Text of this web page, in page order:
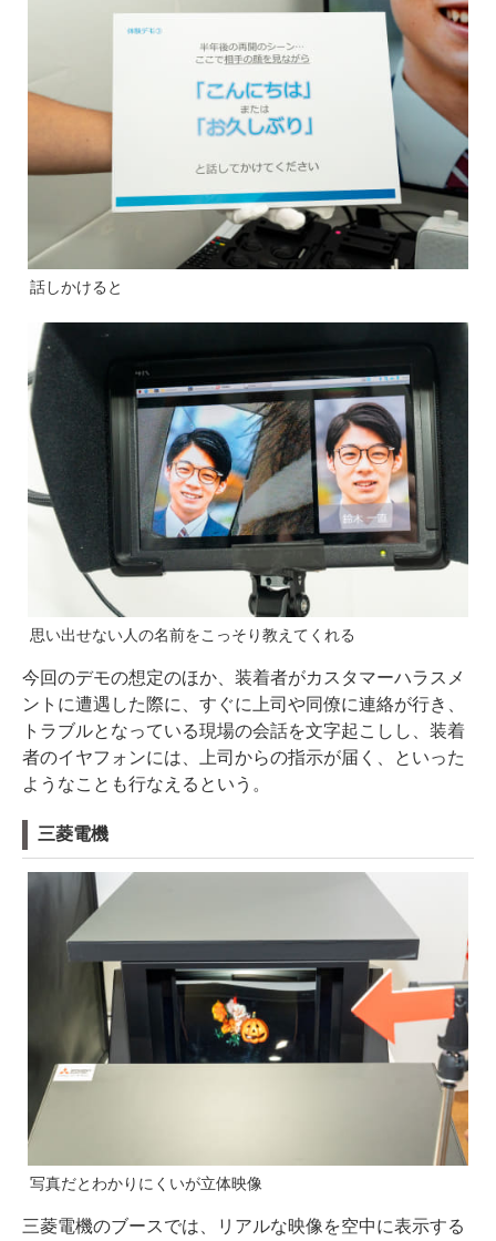
話しかけると
思い出せない人の名前をこっそり教えてくれる
今回のデモの想定のほか、装着者がカスタマーハラスメ
ントに遭遇した際に、すぐに上司や同僚に連絡が行き、
トラブルとなっている現場の会話を文字起こしし、装着
者のイヤフォンには、上司からの指示が届く、といった
ようなことも行なえるという。
三菱電機
写真だとわかりにくいが立体映像
三菱電機のブースでは、リアルな映像を空中に表示する